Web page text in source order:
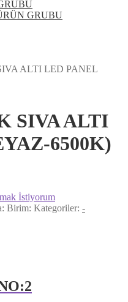
GRUBU
ALTI LED PANEL
SIVA ALTI
6500K)
İstiyorum
Birim: Kategoriler: -